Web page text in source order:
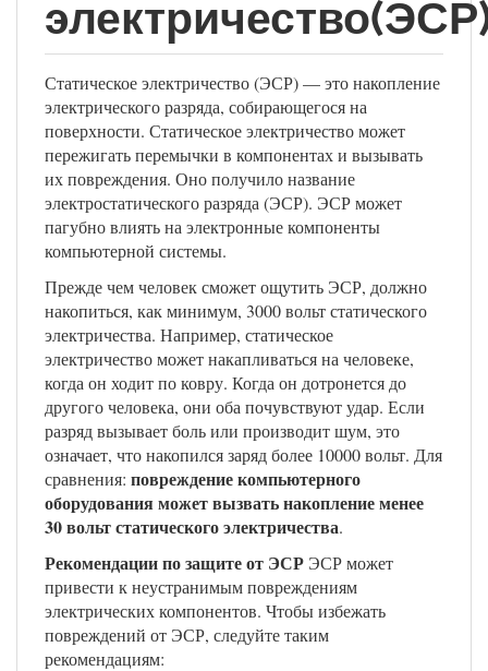
Статическое электричество (ЭСР) — это накопление
электрического разряда, собирающегося на
поверхности. Статическое электричество может
пережигать перемычки в компонентах и вызывать
их повреждения. Оно получило название
электростатического разряда (ЭСР). ЭСР может
пагубно влиять на электронные компоненты
компьютерной системы.
Прежде чем человек сможет ощутить ЭСР, должно
накопиться, как минимум, 3000 вольт статического
электричества. Например, статическое
электричество может накапливаться на человеке,
когда он ходит по ковру. Когда он дотронется до
другого человека, они оба почувствуют удар. Если
разряд вызывает боль или производит шум, это
означает, что накопился заряд более 10000 вольт. Для
сравнения: повреждение компьютерного
оборудования может вызвать накопление менее
30 вольт статического электричества.
Рекомендации по защите от ЭСР ЭСР может
привести к неустранимым повреждениям
электрических компонентов. Чтобы избежать
повреждений от ЭСР, следуйте таким
рекомендациям: